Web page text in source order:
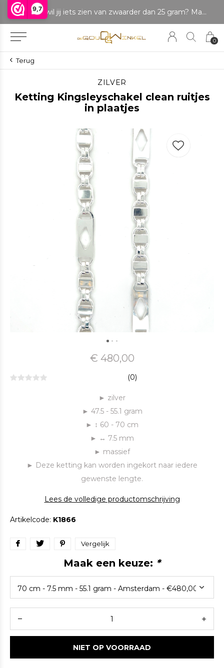
9,7
0
LET OP: wil jij iets zien van zwaarder dan 25 gram? Maak dan een afspraak om het product te bekijken. Producten boven de 25 gram NIET aanwezig in winkel. Betaal in delen
Terug
ZILVER
Ketting Kingsleyschakel clean ruitjes
in plaatjes
€ 480,00
(0)
► zilver
► 47.5 - 55.1 gram
► ↕ 60 - 70 cm
► ↔ 7.5 mm
► massief
► Deze ketting kan worden ingekort naar iedere
gewenste lengte.
Lees de volledige productomschrijving
Artikelcode: K1866
Vergelijk
Maak een keuze: *
NIET OP VOORRAAD